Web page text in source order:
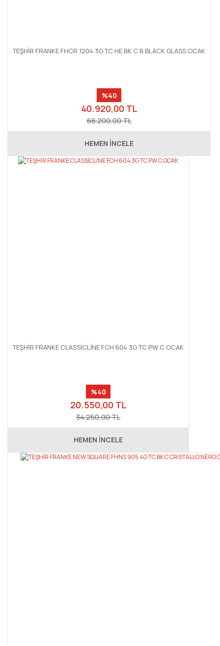
TEŞHİR FRANKE FHCR 1204 3G TC HE BK C B BLACK GLASS OCAK
%40
40.920,00 TL
68.200,00 TL
HEMEN İNCELE
TEŞHİR FRANKE CLASSİCLİNE FCH 604 3G TC PW C OCAK
%40
20.550,00 TL
34.250,00 TL
HEMEN İNCELE